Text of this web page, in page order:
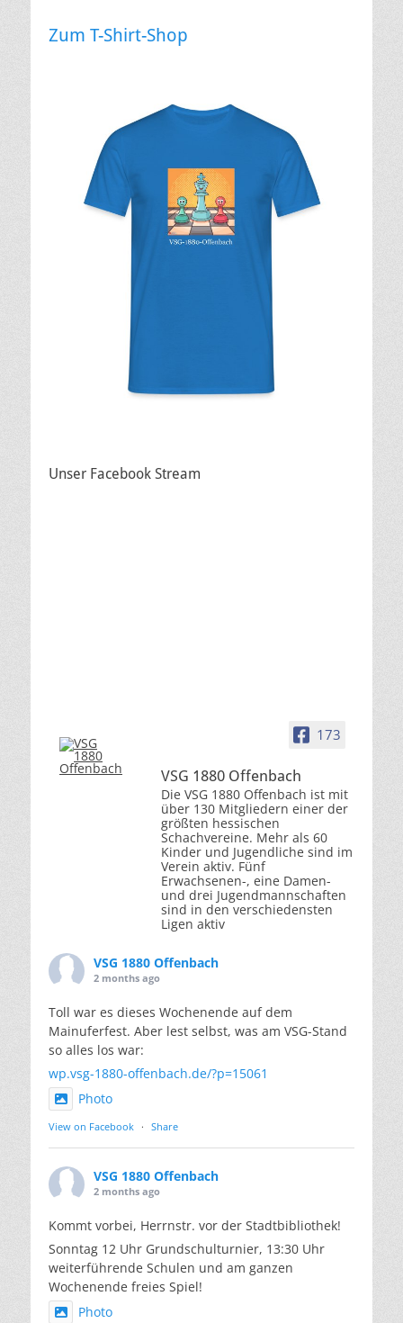
Zum T-Shirt-Shop
Unser Facebook Stream
173
VSG 1880 Offenbach
Die VSG 1880 Offenbach ist mit
über 130 Mitgliedern einer der
größten hessischen
Schachvereine. Mehr als 60
Kinder und Jugendliche sind im
Verein aktiv. Fünf
Erwachsenen-, eine Damen-
und drei Jugendmannschaften
sind in den verschiedensten
Ligen aktiv
VSG 1880 Offenbach
2 months ago
Toll war es dieses Wochenende auf dem
Mainuferfest. Aber lest selbst, was am VSG-Stand
so alles los war:
wp.vsg-1880-offenbach.de/?p=15061
Photo
View on Facebook · Share
VSG 1880 Offenbach
2 months ago
Kommt vorbei, Herrnstr. vor der Stadtbibliothek!
Sonntag 12 Uhr Grundschulturnier, 13:30 Uhr
weiterführende Schulen und am ganzen
Wochenende freies Spiel!
Photo